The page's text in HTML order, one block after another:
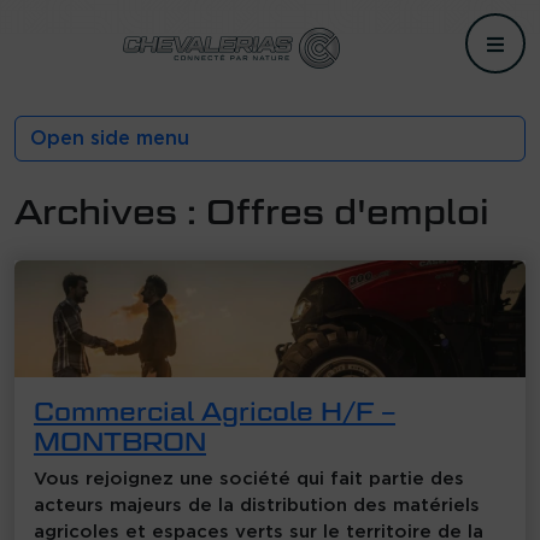
Archives : Offres d'emploi
Commercial Agricole H/F –
MONTBRON
Vous rejoignez une société qui fait partie des
acteurs majeurs de la distribution des matériels
agricoles et espaces verts sur le territoire de la
Open side menu